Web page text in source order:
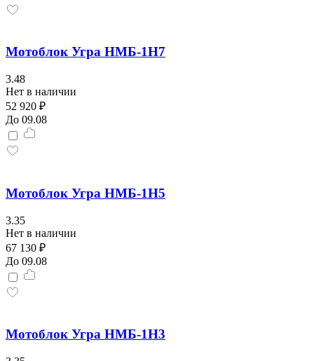
Мотоблок Угра НМБ-1Н7
3.48
Нет в наличии
52 920 ₽
До 09.08
Мотоблок Угра НМБ-1Н5
3.35
Нет в наличии
67 130 ₽
До 09.08
Мотоблок Угра НМБ-1Н3